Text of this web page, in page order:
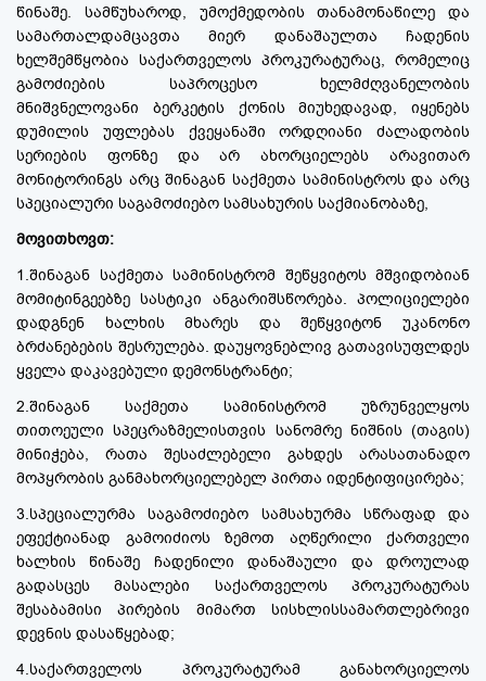
წინაშე. სამწუხაროდ, უმოქმედობის თანამონაწილე და
სამართალდამცავთა მიერ დანაშაულთა ჩადენის
ხელშემწყობია საქართველოს პროკურატურაც, რომელიც
გამოძიების საპროცესო ხელმძღვანელობის
მნიშვნელოვანი ბერკეტის ქონის მიუხედავად, იყენებს
დუმილის უფლებას ქვეყანაში ორდღიანი ძალადობის
სერიების ფონზე და არ ახორციელებს არავითარ
მონიტორინგს არც შინაგან საქმეთა სამინისტროს და არც
სპეციალური საგამოძიებო სამსახურის საქმიანობაზე,
მოვითხოვთ:
1.შინაგან საქმეთა სამინისტრომ შეწყვიტოს მშვიდობიან
მომიტინგეებზე სასტიკი ანგარიშსწორება. პოლიციელები
დადგნენ ხალხის მხარეს და შეწყვიტონ უკანონო
ბრძანებების შესრულება. დაუყოვნებლივ გათავისუფლდეს
ყველა დაკავებული დემონსტრანტი;
2.შინაგან საქმეთა სამინისტრომ უზრუნველყოს
თითოეული სპეცრაზმელისთვის სანომრე ნიშნის (თაგის)
მინიჭება, რათა შესაძლებელი გახდეს არასათანადო
მოპყრობის განმახორციელებელ პირთა იდენტიფიცირება;
3.სპეციალურმა საგამოძიებო სამსახურმა სწრაფად და
ეფექტიანად გამოიძიოს ზემოთ აღწერილი ქართველი
ხალხის წინაშე ჩადენილი დანაშაული და დროულად
გადასცეს მასალები საქართველოს პროკურატურას
შესაბამისი პირების მიმართ სისხლისსამართლებრივი
დევნის დასაწყებად;
4.საქართველოს პროკურატურამ განახორციელოს